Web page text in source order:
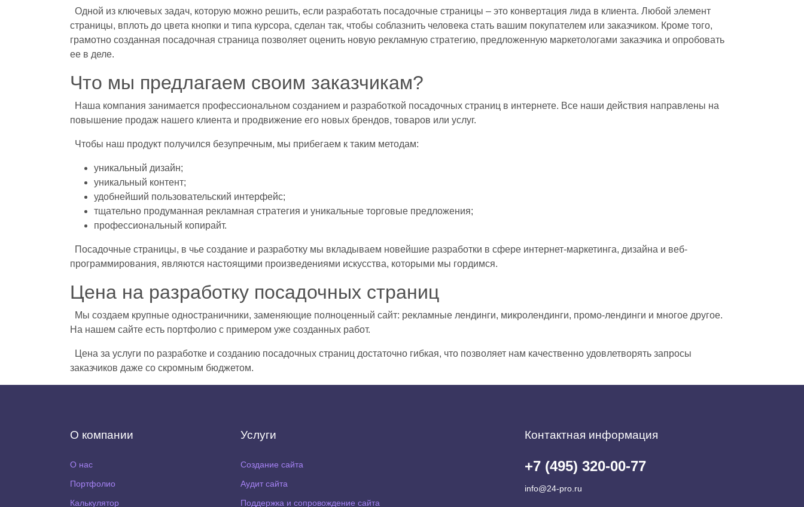
Одной из ключевых задач, которую можно решить, если разработать посадочные страницы – это конвертация лида в клиента. Любой элемент
страницы, вплоть до цвета кнопки и типа курсора, сделан так, чтобы соблазнить человека стать вашим покупателем или заказчиком. Кроме того,
грамотно созданная посадочная страница позволяет оценить новую рекламную стратегию, предложенную маркетологами заказчика и опробовать
ее в деле.
Что мы предлагаем своим заказчикам?
Наша компания занимается профессиональном созданием и разработкой посадочных страниц в интернете. Все наши действия направлены на
повышение продаж нашего клиента и продвижение его новых брендов, товаров или услуг.
Чтобы наш продукт получился безупречным, мы прибегаем к таким методам:
уникальный дизайн;
уникальный контент;
удобнейший пользовательский интерфейс;
тщательно продуманная рекламная стратегия и уникальные торговые предложения;
профессиональный копирайт.
Посадочные страницы, в чье создание и разработку мы вкладываем новейшие разработки в сфере интернет-маркетинга, дизайна и веб-
программирования, являются настоящими произведениями искусства, которыми мы гордимся.
Цена на разработку посадочных страниц
Мы создаем крупные одностраничники, заменяющие полноценный сайт: рекламные лендинги, микролендинги, промо-лендинги и многое другое.
На нашем сайте есть портфолио с примером уже созданных работ.
Цена за услуги по разработке и созданию посадочных страниц достаточно гибкая, что позволяет нам качественно удовлетворять запросы
заказчиков даже со скромным бюджетом.
О компании
О нас
Портфолио
Калькулятор
Услуги
Создание сайта
Аудит сайта
Поддержка и сопровождение сайта
Контактная информация
+7 (495) 320-00-77
info@24-pro.ru